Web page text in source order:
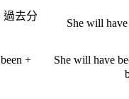
過去分
She will
+
She will have